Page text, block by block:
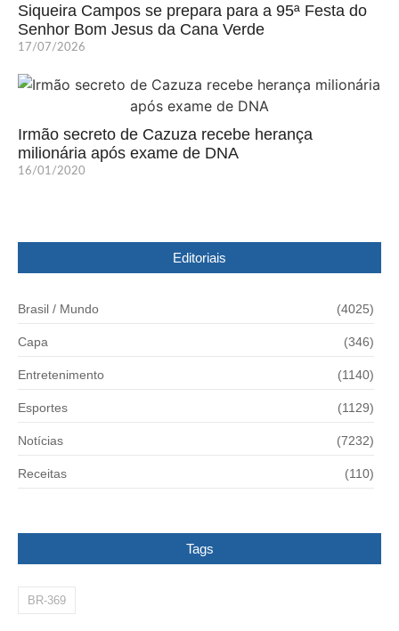
Siqueira Campos se prepara para a 95ª Festa do
Senhor Bom Jesus da Cana Verde
17/07/2026
Irmão secreto de Cazuza recebe herança
milionária após exame de DNA
16/01/2020
Editoriais
Brasil / Mundo (4025)
Capa (346)
Entretenimento (1140)
Esportes (1129)
Notícias (7232)
Receitas (110)
Tags
BR-369